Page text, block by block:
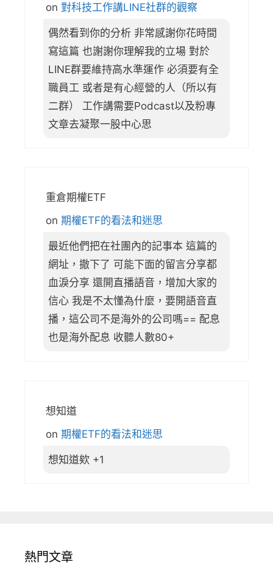
on 對科技工作講LINE社群的觀察
偶然看到你的分析 非常感謝你花時間
寫這篇 也謝謝你理解我的立場 對於
LINE群要維持高水準運作 必須要有全
職員工 或者是有心經營的人（所以有
二群） 工作講需要Podcast以及粉專
文章去凝聚一股中心思
重倉期權ETF
on 期權ETF的看法和迷思
最近他們把在社團內的記事本 這篇的
網址，撤下了 可能下面的留言分享都
血淚分享 還開直播語音，增加大家的
信心 我是不太懂為什麼，要開語音直
播，這公司不是海外的公司嗎== 配息
也是海外配息 收聽人數80+
想知道
on 期權ETF的看法和迷思
想知道欸 +1
熱門文章